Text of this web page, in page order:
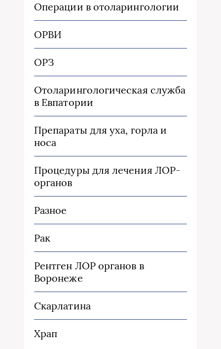
Операции в отоларингологии
ОРВИ
ОРЗ
Отоларингологическая служба
в Евпатории
Препараты для уха, горла и
носа
Процедуры для лечения ЛОР-
органов
Разное
Рак
Рентген ЛОР органов в
Воронеже
Скарлатина
Храп